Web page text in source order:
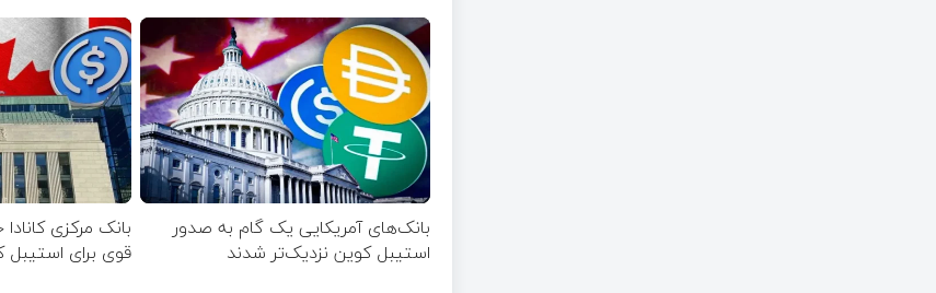
بانک‌های آمریکایی یک گام به صدور
استیبل کوین نزدیک‌تر شدند
بانک مرکزی
قوی برای